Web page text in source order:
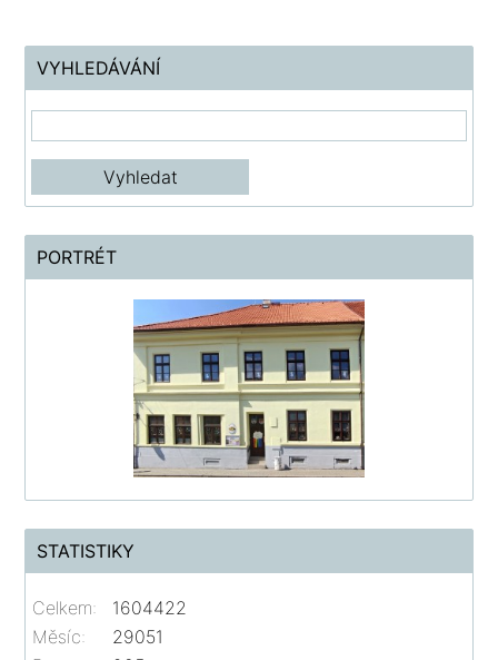
VYHLEDÁVÁNÍ
PORTRÉT
STATISTIKY
Celkem:
1604422
Měsíc:
29051